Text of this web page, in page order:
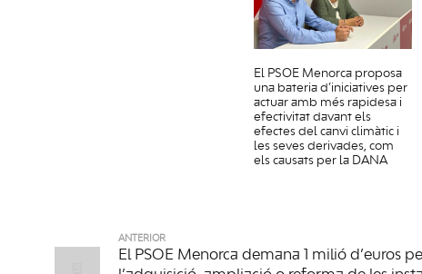
El PSOE Menorca proposa
una bateria d’iniciatives per
actuar amb més rapidesa i
efectivitat davant els
efectes del canvi climàtic i
les seves derivades, com
els causats per la DANA
ANTERIOR
El PSOE Menorca demana 1 milió d’euros